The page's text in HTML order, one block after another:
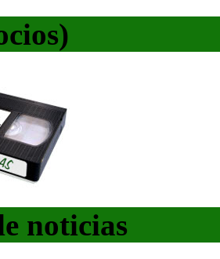
noticias